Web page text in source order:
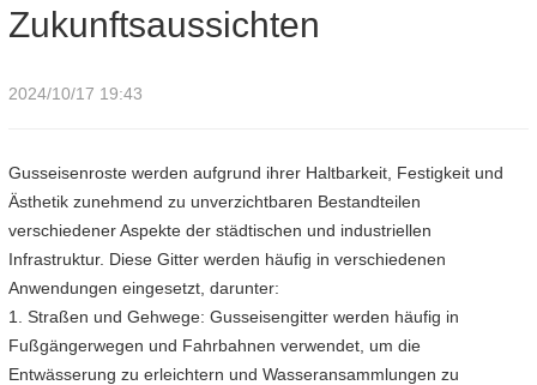
Zukunftsaussichten
2024/10/17 19:43
Gusseisenroste werden aufgrund ihrer Haltbarkeit, Festigkeit und
Ästhetik zunehmend zu unverzichtbaren Bestandteilen
verschiedener Aspekte der städtischen und industriellen
Infrastruktur. Diese Gitter werden häufig in verschiedenen
Anwendungen eingesetzt, darunter:
1. Straßen und Gehwege: Gusseisengitter werden häufig in
Fußgängerwegen und Fahrbahnen verwendet, um die
Entwässerung zu erleichtern und Wasseransammlungen zu